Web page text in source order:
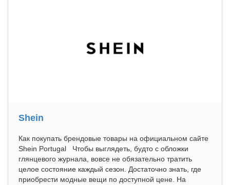
Shein
Как покупать брендовые товары на официальном сайте
Shein Portugal Чтобы выглядеть, будто с обложки
глянцевого журнала, вовсе не обязательно тратить
целое состояние каждый сезон. Достаточно знать, где
приобрести модные вещи по доступной цене. На